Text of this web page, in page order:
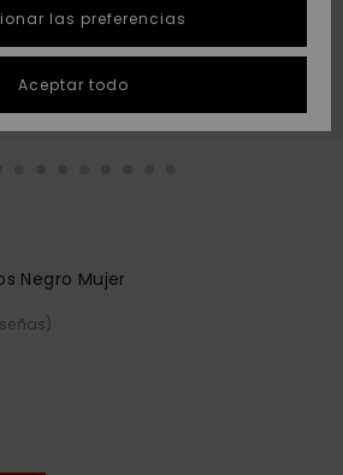
Inicia una
conversación
Encuentra
respuestas a
las preguntas
contacto.
Negro Mujer
las preferencias
Aceptar todo